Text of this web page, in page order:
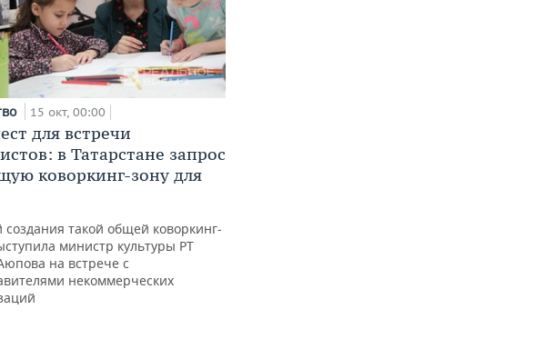
15 окт, 00:00
для встречи
в Татарстане запрос
коворкинг-зону для
создания такой общей коворкинг-
министр культуры РТ
на встрече с
некоммерческих